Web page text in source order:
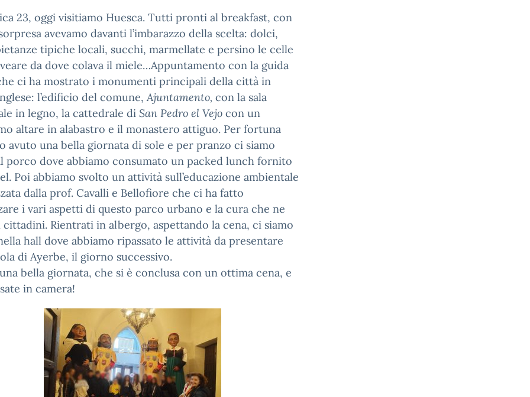
23, oggi visitiamo Huesca. Tutti pronti al breakfast, con
avevamo davanti l’imbarazzo della scelta: dolci,
tipiche locali, succhi, marmellate e persino le celle
da dove colava il miele…Appuntamento con la guida
ci ha mostrato i monumenti principali della città in
l’edificio del comune,Ajuntamento, con la sala
in legno, la cattedrale di San Pedro el Vejo con un
altare in alabastro e il monastero attiguo. Per fortuna
avuto una bella giornata di sole e per pranzo ci siamo
porco dove abbiamo consumato un packed lunch fornito
Poi abbiamo svolto un attività sull’educazione ambientale
dalla prof. Cavalli e Bellofiore che ci ha fatto
i vari aspetti di questo parco urbano e la cura che ne
cittadini. Rientrati in albergo, aspettando la cena, ci siamo
hall dove abbiamo ripassato le attività da presentare
di Ayerbe, il giorno successivo.
bella giornata, che si è conclusa con un ottima cena, e
in camera!